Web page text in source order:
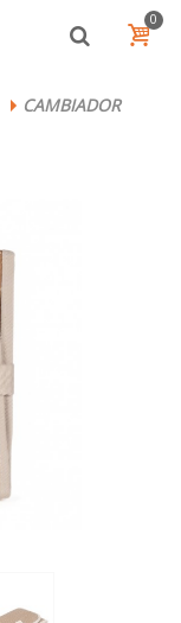
0
> CAMBIADOR